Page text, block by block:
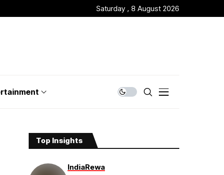
Saturday , 8 August 2026
Top Insights
IndiaRewa